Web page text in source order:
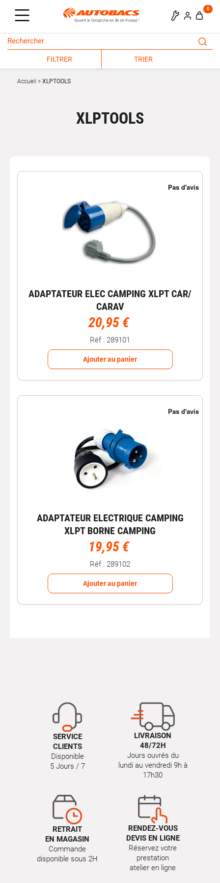
0
FILTRER TRIER
Accueil XLPTOOLS
XLPTOOLS
ADAPTATEUR ELEC CAMPING XLPT CAR/
CARAV
20,95 €
Réf : 289101
Ajouter au panier
ADAPTATEUR ELECTRIQUE CAMPING
XLPT BORNE CAMPING
19,95 €
Réf : 289102
Ajouter au panier
SERVICE
CLIENTS
Disponible
5 Jours / 7
LIVRAISON
48/72H
Jours ouvrés du
lundi au vendredi 9h à
17h30
RETRAIT
EN MAGASIN
Commande
disponible sous 2H
RENDEZ-VOUS
DEVIS EN LIGNE
Réservez votre
prestation
atelier en ligne